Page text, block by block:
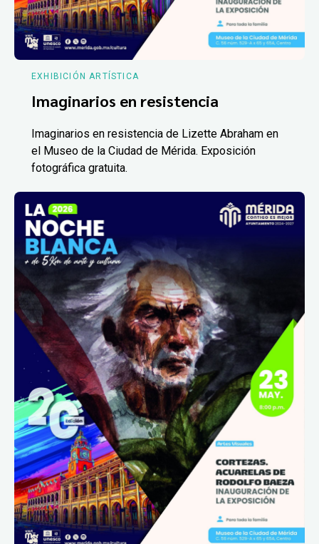
EXHIBICIÓN ARTÍSTICA
Imaginarios en resistencia
Imaginarios en resistencia de Lizette Abraham en
el Museo de la Ciudad de Mérida. Exposición
fotográfica gratuita.